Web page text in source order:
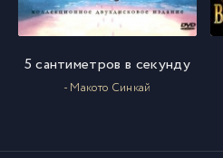
5 сантиметров в секунду
- Макото Синкай